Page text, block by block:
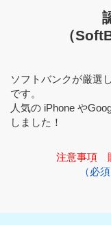
（
ソフトバンクが厳選
です。
人気の iPhone や
しました！
注意事項
（必